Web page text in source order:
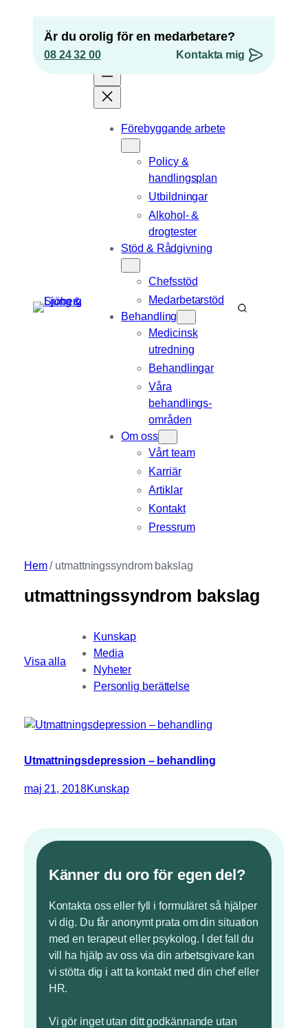
Är du orolig för en medarbetare?
08 24 32 00 Kontakta mig
” anger obligatoriska fält
Detta fält används för valideringsändamål och
ska lämnas oförändrat.
Förebyggande arbete
Policy &
handlingsplan
Utbildningar
Alkohol- &
drogtester
Stöd & Rådgivning
Chefsstöd
Medarbetarstöd
Behandling
Medicinsk
utredning
Behandlingar
Våra
behandlings­
områden
Om oss
Vårt team
Karriär
Artiklar
Kontakt
Pressrum
Hem/ utmattningssyndrom bakslag
utmattningssyndrom bakslag
Visa alla
Kunskap
Media
Nyheter
Personlig berättelse
Utmattningsdepression – behandling
maj 21, 2018Kunskap
Känner du oro för egen del?
Kontakta oss eller fyll i formuläret så hjälper
vi dig. Du får anonymt prata om din situation
med en terapeut eller psykolog. I det fall du
vill ha hjälp av oss via din arbetsgivare kan
vi stötta dig i att ta kontakt med din chef eller
HR.
Vi gör inget utan ditt godkännande utan